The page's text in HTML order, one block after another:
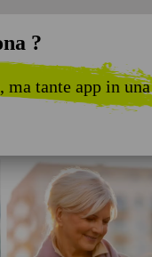
?
ma tante app in